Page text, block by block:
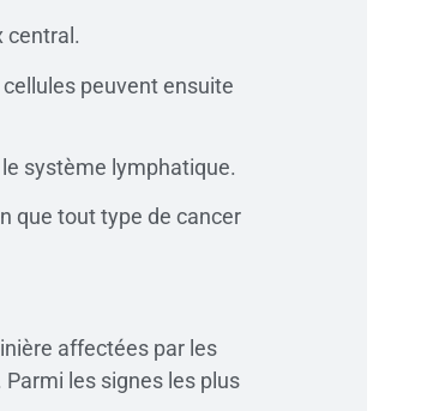
central.
peuvent ensuite
système lymphatique.
que tout type de cancer
affectées par les
les signes les plus